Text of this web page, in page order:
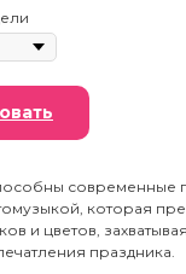
современные
которая
и цветов,
праздника.